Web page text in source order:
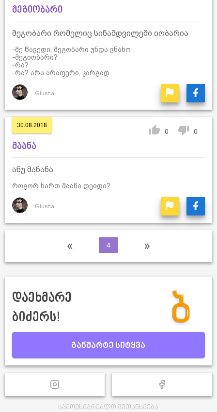
მეგიობარი
მეგობარი რომელიც სინამდვილეში იობარია
-მე წავედი, მეგობარი უნდა ვნახო
-მეგიობარი?
-რა?
-რა? არა არაფერი, კარგად
Giusha
30.08.2018
0 0
მაანა
ანუ მანანა
როგორ ხართ მაანა დეიდა?
Giusha
« 4 »
დაეხმარე
ბიძერს!
განმარტე სიტყვა
სამომხმარებლო შეთანხმება